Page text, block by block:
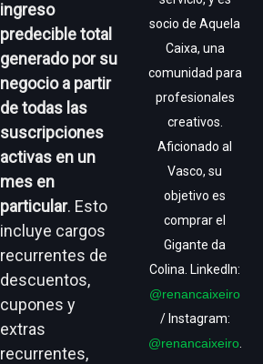
ingreso
predecible total
generado por su
negocio a partir
de todas las
suscripciones
activas en un
mes en
particular. Esto
incluye cargos
recurrentes de
descuentos,
cupones y
extras
recurrentes,
socio de Aquela
Caixa, una
comunidad para
profesionales
creativos.
Aficionado al
Vasco, su
objetivo es
comprar el
Gigante da
Colina. LinkedIn:
@renancaixeiro
/ Instagram:
@renancaixeiro.